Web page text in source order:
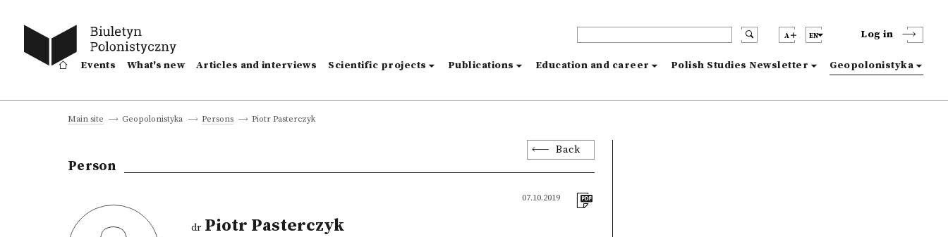
A EN Log in
Events What's new Articles and interviews Scientific projects Publications Education and career Polish Studies Newsletter Geopolonistyka
Main site Geopolonistyka Persons Piotr Pasterczyk
Back
Person
07.10.2019
drPiotr Pasterczyk